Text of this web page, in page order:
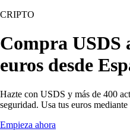
CRIPTO
Compra USDS
euros desde
Hazte con USDS y más de 400
seguridad. Usa tus euros
Empieza ahora